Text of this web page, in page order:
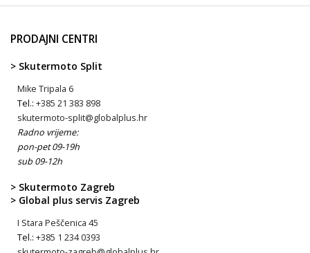
PRODAJNI CENTRI
> Skutermoto Split
Mike Tripala 6
Tel.: +385 21 383 898
skutermoto-split@globalplus.hr
Radno vrijeme:
pon-pet 09-19h
sub 09-12h
> Skutermoto Zagreb
> Global plus servis Zagreb
I Stara Peščenica 45
Tel.: +385 1 234 0393